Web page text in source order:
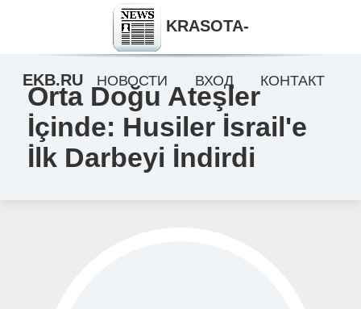
Orta Doğu Ateşler
İçinde: Husiler İsrail'e
İlk Darbeyi İndirdi
KRASOTA-
EKB.RU НОВОСТИ ВХОД КОНТАКТ